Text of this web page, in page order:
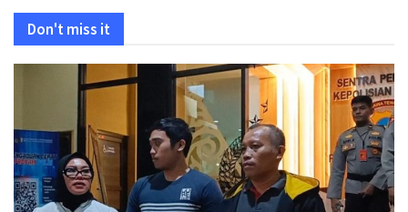
Don't miss it